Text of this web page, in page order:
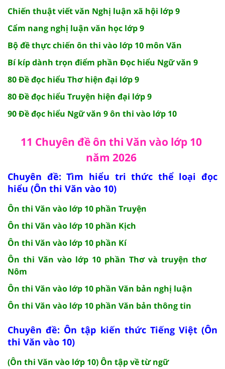
Chiến thuật viết văn Nghị luận xã hội lớp 9
Cẩm nang nghị luận văn học lớp 9
Bộ đề thực chiến ôn thi vào lớp 10 môn Văn
Bí kíp dành trọn điểm phần Đọc hiểu Ngữ văn 9
80 Đề đọc hiểu Thơ hiện đại lớp 9
80 Đề đọc hiểu Truyện hiện đại lớp 9
90 Đề đọc hiểu Ngữ văn 9 ôn thi vào lớp 10
11 Chuyên đề ôn thi Văn vào lớp 10
năm 2026
Chuyên đề: Tìm hiểu tri thức thể loại đọc
hiểu (Ôn thi Văn vào 10)
Ôn thi Văn vào lớp 10 phần Truyện
Ôn thi Văn vào lớp 10 phần Kịch
Ôn thi Văn vào lớp 10 phần Kí
Ôn thi Văn vào lớp 10 phần Thơ và truyện thơ
Nôm
Ôn thi Văn vào lớp 10 phần Văn bản nghị luận
Ôn thi Văn vào lớp 10 phần Văn bản thông tin
Chuyên đề: Ôn tập kiến thức Tiếng Việt (Ôn
thi Văn vào 10)
(Ôn thi Văn vào lớp 10) Ôn tập về từ ngữ